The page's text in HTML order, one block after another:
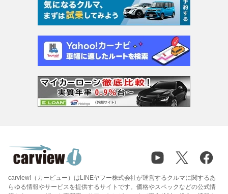
carview!（カービュー）はLINEヤフー株式会社が運営するクルマに関するあ
らゆる情報やサービスを提供するサイトです。価格やスペックなどの公式情